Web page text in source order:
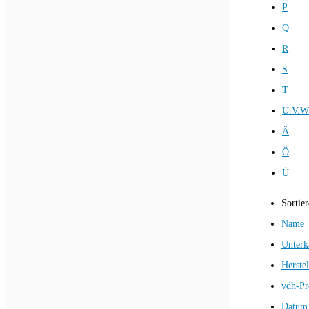
P
Q
R
S
T
Ä
Ö
Ü
Name
vdh-
Datum